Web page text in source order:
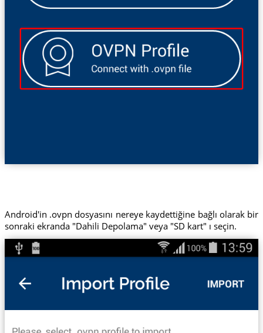
Android'in .ovpn dosyasını nereye kaydettiğine bağlı olarak bir
sonraki ekranda "Dahili Depolama" veya "SD kart" ı seçin.